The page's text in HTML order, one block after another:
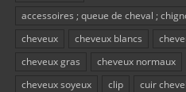
accessoires ; queue de cheval ;
cheveux
cheveux blancs
cheveux gras
cheveux normaux
cheveux soyeux
clip cuir